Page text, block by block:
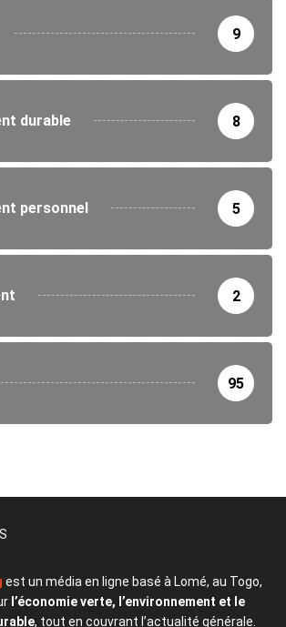
9
durable 8
personnel 5
2
95
est un média en ligne basé à Lomé, au Togo,
l’économie verte, l’environnement et le
, tout en couvrant l’actualité générale.